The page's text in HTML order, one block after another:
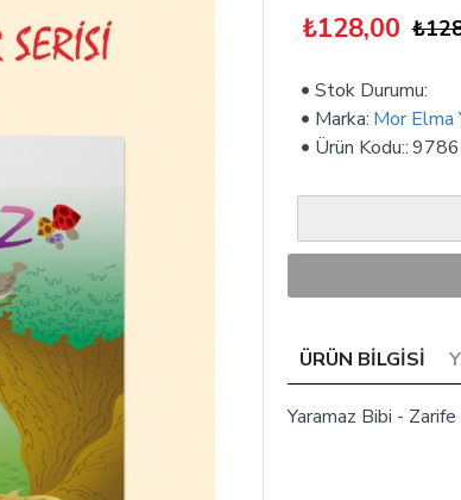
Stok Durumu:
Marka: Mor Elma
Ürün Kodu::
₺128,00
ÜRÜN BILGISI
Yaramaz Bibi - Zarife